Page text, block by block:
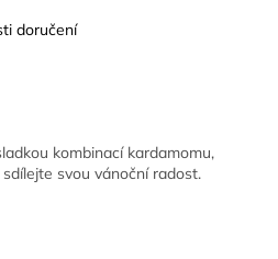
doručení
kombinací kardamomu,
svou vánoční radost.